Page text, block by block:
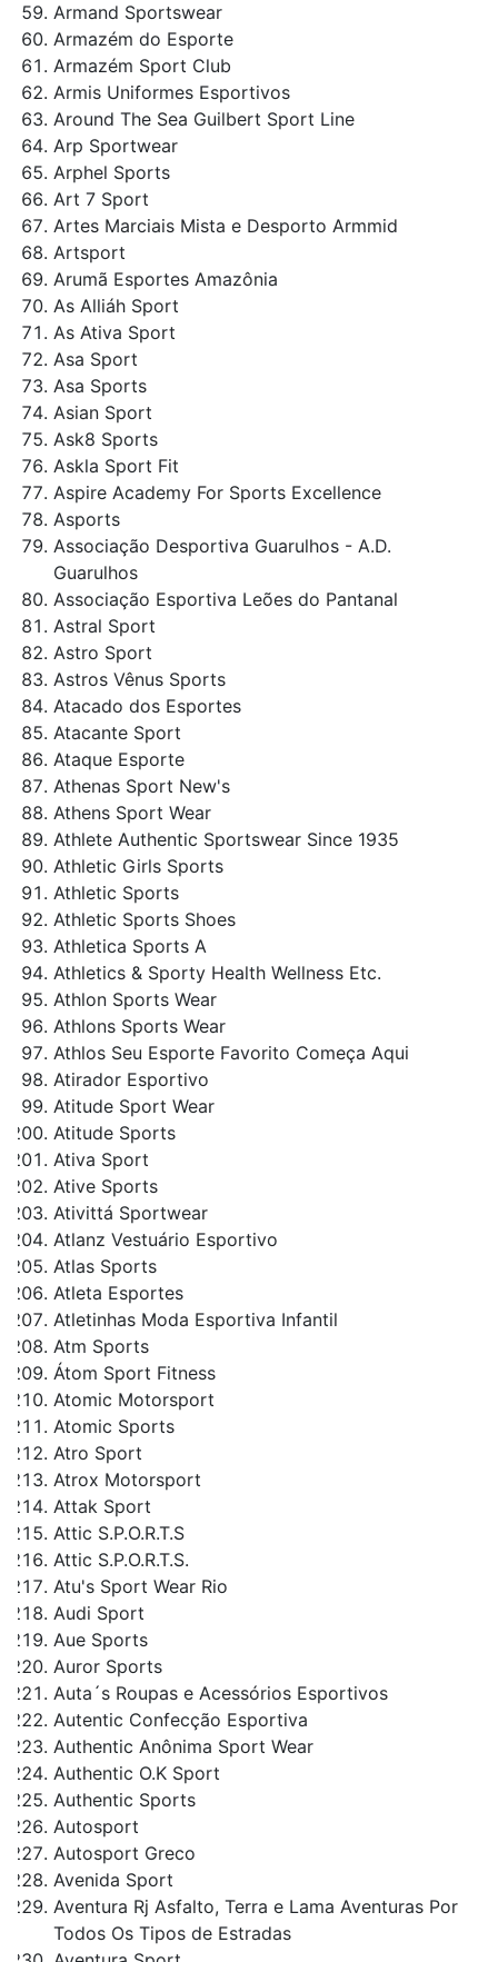
Armand Sportswear
Armazém do Esporte
Armazém Sport Club
Armis Uniformes Esportivos
Around The Sea Guilbert Sport Line
Arp Sportwear
Arphel Sports
Art 7 Sport
Artes Marciais Mista e Desporto Armmid
Artsport
Arumã Esportes Amazônia
As Alliáh Sport
As Ativa Sport
Asa Sport
Asa Sports
Asian Sport
Ask8 Sports
Askla Sport Fit
Aspire Academy For Sports Excellence
Asports
Associação Desportiva Guarulhos - A.D.
Guarulhos
Associação Esportiva Leões do Pantanal
Astral Sport
Astro Sport
Astros Vênus Sports
Atacado dos Esportes
Atacante Sport
Ataque Esporte
Athenas Sport New's
Athens Sport Wear
Athlete Authentic Sportswear Since 1935
Athletic Girls Sports
Athletic Sports
Athletic Sports Shoes
Athletica Sports A
Athletics & Sporty Health Wellness Etc.
Athlon Sports Wear
Athlons Sports Wear
Athlos Seu Esporte Favorito Começa Aqui
Atirador Esportivo
Atitude Sport Wear
Atitude Sports
Ativa Sport
Ative Sports
Ativittá Sportwear
Atlanz Vestuário Esportivo
Atlas Sports
Atleta Esportes
Atletinhas Moda Esportiva Infantil
Atm Sports
Átom Sport Fitness
Atomic Motorsport
Atomic Sports
Atro Sport
Atrox Motorsport
Attak Sport
Attic S.P.O.R.T.S
Attic S.P.O.R.T.S.
Atu's Sport Wear Rio
Audi Sport
Aue Sports
Auror Sports
Auta´s Roupas e Acessórios Esportivos
Autentic Confecção Esportiva
Authentic Anônima Sport Wear
Authentic O.K Sport
Authentic Sports
Autosport
Autosport Greco
Avenida Sport
Aventura Rj Asfalto, Terra e Lama Aventuras Por
Todos Os Tipos de Estradas